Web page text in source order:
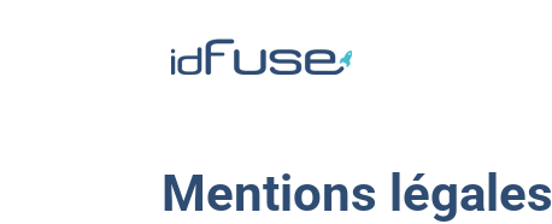
Mentions légales